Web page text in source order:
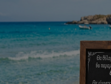
HD4467 (1 Τεμάχιο)
Πλάκα
Κωδικός :